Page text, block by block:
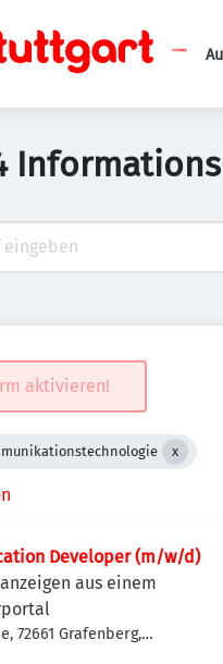
aktivieren!
Developer (m/w/d)
aus einem
72661 Grafenberg,